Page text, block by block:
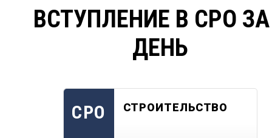
ВСТУПЛЕНИЕ В СРО
ДЕНЬ
СРО СТРОИТЕЛЬСТВО